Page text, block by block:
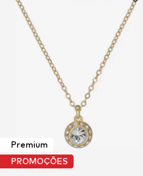
Premium
PROMOÇÕES